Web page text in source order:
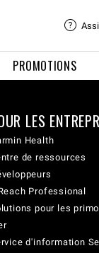
PROMOTIONS
LES
Health
de ressources
Professional
pour les
d'information